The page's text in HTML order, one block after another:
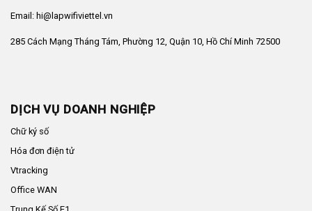
Email: hi@lapwifiviettel.vn
285 Cách Mạng Tháng Tám, Phường 12, Quận 10, Hồ Chí Minh 72500
DỊCH VỤ DOANH NGHIỆP
Chữ ký số
Hóa đơn điện tử
Vtracking
Office WAN